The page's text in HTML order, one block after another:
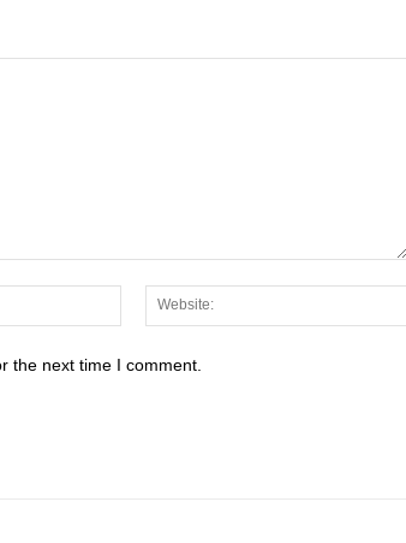
Email:*
the next time I comment.